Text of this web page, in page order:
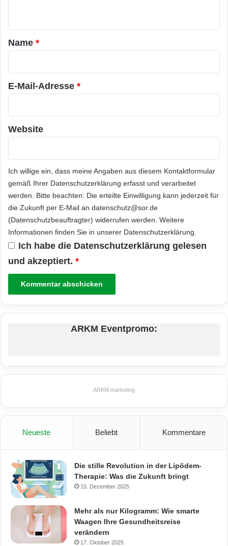
a
r
*
Name *
E-Mail-Adresse *
Website
Ich willige ein, dass meine Angaben aus diesem Kontaktformular
gemäß Ihrer Datenschutzerklärung erfasst und verarbeitet
werden. Bitte beachten: Die erteilte Einwilligung kann jederzeit für
die Zukunft per E-Mail an datenschutz@sor.de
(Datenschutzbeauftragter) widerrufen werden. Weitere
Informationen finden Sie in unserer Datenschutzerklärung
Ich habe die Datenschutzerklärung gelesen
und akzeptiert. *
ARKM Eventpromo:
ARKM.marketing
Neueste Beliebt Kommentare
Die stille Revolution in der Lipödem-
Therapie: Was die Zukunft bringt
15. Dezember 2025
Mehr als nur Kilogramm: Wie smarte
Waagen Ihre Gesundheitsreise
verändern
17. Oktober 2025